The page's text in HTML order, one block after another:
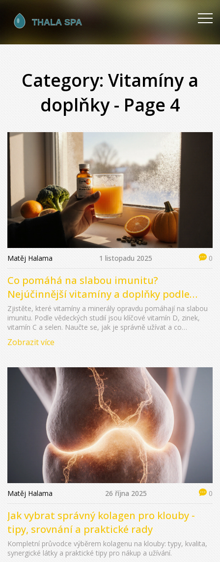
Category: Vitamíny a
doplňky - Page 4
Matěj Halama 1 listopadu 2025 0
Co pomáhá na slabou imunitu?
Nejúčinnější vitamíny a doplňky podle
vědy
Zjistěte, které vitamíny a minerály opravdu pomáhají na slabou
imunitu. Podle vědeckých studií jsou klíčové vitamín D, zinek,
vitamín C a selen. Naučte se, jak je správně užívat a co
Zobrazit více
Matěj Halama 26 října 2025 0
Jak vybrat správný kolagen pro klouby -
tipy, srovnání a praktické rady
Kompletní průvodce výběrem kolagenu na klouby: typy, kvalita,
synergické látky a praktické tipy pro nákup a užívání.